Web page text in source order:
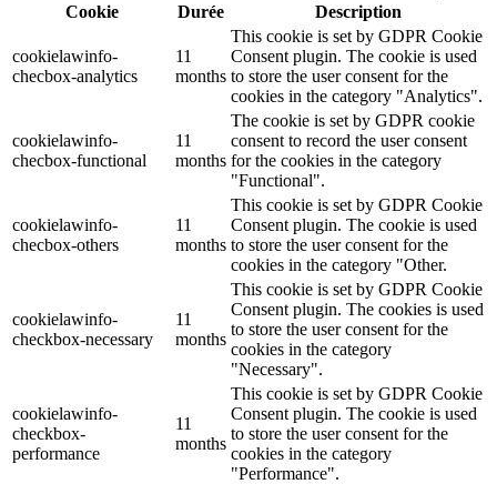
Cookie
Durée Description
cookielawinfo-
checbox-analytics
11
months
This cookie is set by GDPR Cookie
Consent plugin. The cookie is used
to store the user consent for the
cookies in the category "Analytics".
cookielawinfo-
checbox-functional
11
months
The cookie is set by GDPR cookie
consent to record the user consent
for the cookies in the category
"Functional".
cookielawinfo-
checbox-others
11
months
This cookie is set by GDPR Cookie
Consent plugin. The cookie is used
to store the user consent for the
cookies in the category "Other.
cookielawinfo-
checkbox-necessary
11
months
This cookie is set by GDPR Cookie
Consent plugin. The cookies is used
to store the user consent for the
cookies in the category
"Necessary".
cookielawinfo-
checkbox-
performance
11
months
This cookie is set by GDPR Cookie
Consent plugin. The cookie is used
to store the user consent for the
cookies in the category
"Performance".